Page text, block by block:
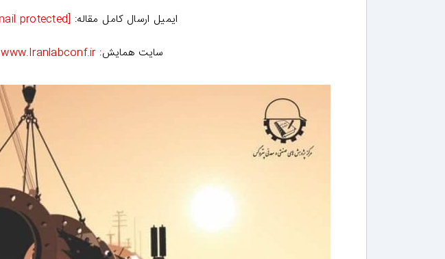
ایمیل ارسال کامل مقاله: [email protected]
سایت همایش: www.Iranlabconf.ir